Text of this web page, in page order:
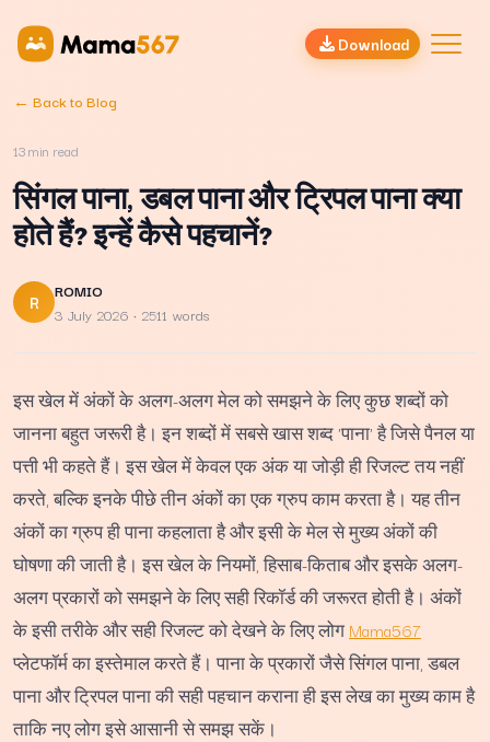
Download
← Back to Blog
13min read
सिंगल पाना, डबल पाना और ट्रिपल पाना क्या
होते हैं? इन्हें कैसे पहचानें?
R
ROMIO
3 July 2026 · 2511 words
इस खेल में अंकों के अलग-अलग मेल को समझने के लिए कुछ शब्दों को
जानना बहुत जरूरी है। इन शब्दों में सबसे खास शब्द 'पाना' है जिसे पैनल या
पत्ती भी कहते हैं। इस खेल में केवल एक अंक या जोड़ी ही रिजल्ट तय नहीं
करते, बल्कि इनके पीछे तीन अंकों का एक ग्रुप काम करता है। यह तीन
अंकों का ग्रुप ही पाना कहलाता है और इसी के मेल से मुख्य अंकों की
घोषणा की जाती है। इस खेल के नियमों, हिसाब-किताब और इसके अलग-
अलग प्रकारों को समझने के लिए सही रिकॉर्ड की जरूरत होती है। अंकों
के इसी तरीके और सही रिजल्ट को देखने के लिए लोग Mama567
प्लेटफॉर्म का इस्तेमाल करते हैं। पाना के प्रकारों जैसे सिंगल पाना, डबल
पाना और ट्रिपल पाना की सही पहचान कराना ही इस लेख का मुख्य काम है
ताकि नए लोग इसे आसानी से समझ सकें।